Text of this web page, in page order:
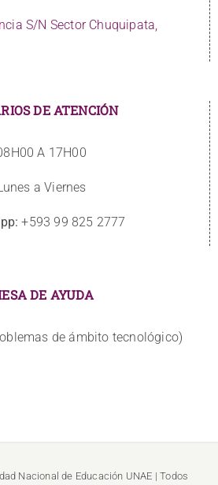
S/N Sector Chuquipata,
DE ATENCIÓN
A 17H00
a Viernes
+593 99 825 2777
DE AYUDA
de ámbito tecnológico)
Nacional de Educación UNAE | Todos